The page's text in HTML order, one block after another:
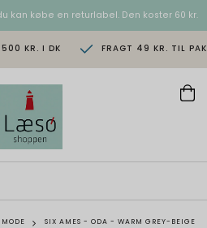
kan købe en returlabel. Den koster 60 kr.
500 KR. I DK FRAGT 49 KR. TIL
MODE SIX AMES - ODA - WARM GREY-BEIGE